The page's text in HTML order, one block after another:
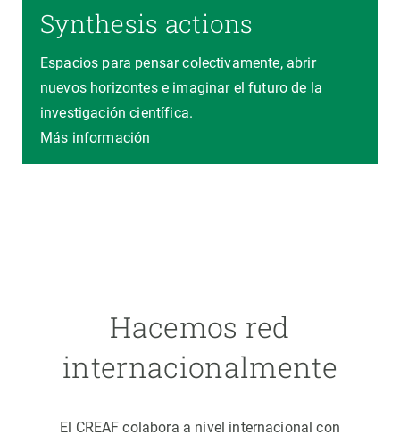
Synthesis actions
Espacios para pensar colectivamente, abrir
nuevos horizontes e imaginar el futuro de la
investigación científica.
Más información
Hacemos red
internacionalmente
El CREAF colabora a nivel internacional con